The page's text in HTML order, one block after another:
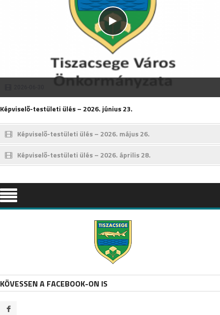
Képviselő-testületi ülés – 2026. június 23.
Képviselő-testületi ülés – 2026. május 26.
Képviselő-testületi ülés – 2026. április 28.
KÖVESSEN A FACEBOOK-ON IS